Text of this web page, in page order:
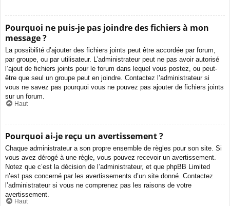
Pourquoi ne puis-je pas joindre des fichiers à mon
message ?
La possibilité d’ajouter des fichiers joints peut être accordée par forum,
par groupe, ou par utilisateur. L’administrateur peut ne pas avoir autorisé
l’ajout de fichiers joints pour le forum dans lequel vous postez, ou peut-
être que seul un groupe peut en joindre. Contactez l’administrateur si
vous ne savez pas pourquoi vous ne pouvez pas ajouter de fichiers joints
sur un forum.
Haut
Pourquoi ai-je reçu un avertissement ?
Chaque administrateur a son propre ensemble de règles pour son site. Si
vous avez dérogé à une règle, vous pouvez recevoir un avertissement.
Notez que c’est la décision de l’administrateur, et que phpBB Limited
n’est pas concerné par les avertissements d’un site donné. Contactez
l’administrateur si vous ne comprenez pas les raisons de votre
avertissement.
Haut